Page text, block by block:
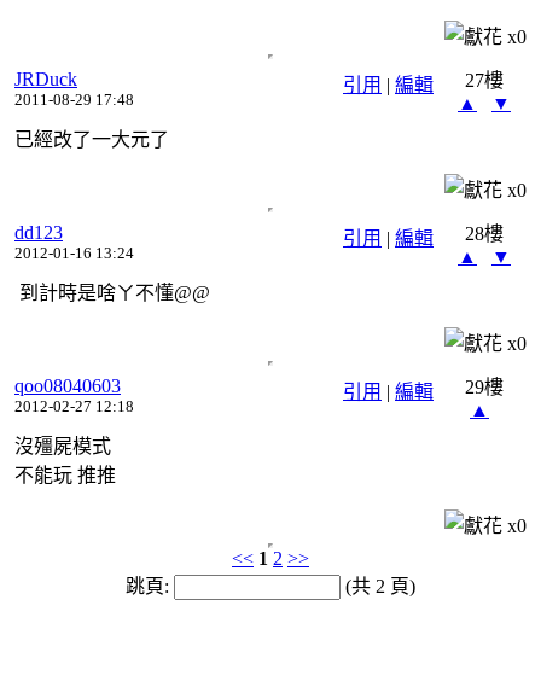
x0
引用 | 編輯
JRDuck
2011-08-29 17:48
27樓
▲
▼
已經改了一大元了
x0
引用 | 編輯
dd123
2012-01-16 13:24
28樓
▲
▼
到計時是啥ㄚ不懂@@
x0
引用 | 編輯
qoo08040603
2012-02-27 12:18
29樓
▲
沒殭屍模式
不能玩 推推
x0
<< 1 2 >>
跳頁:
(共 2 頁)